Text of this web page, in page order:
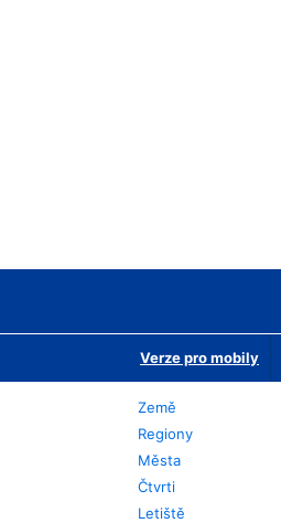
Verze pro mobily
Země
Regiony
Města
Čtvrti
Letiště